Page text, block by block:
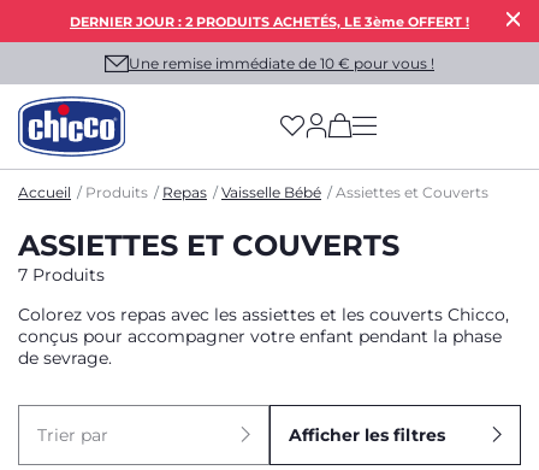
DERNIER JOUR : 2 PRODUITS ACHETÉS, LE 3ème OFFERT !
Une remise immédiate de 10 € pour vous !
(has more options
Accueil Produits Repas Vaisselle Bébé Assiettes et Couverts
ASSIETTES ET COUVERTS
7 Produits
Colorez vos repas avec les assiettes et les couverts Chicco,
conçus pour accompagner votre enfant pendant la phase
de sevrage.
Trier par Afficher les filtres